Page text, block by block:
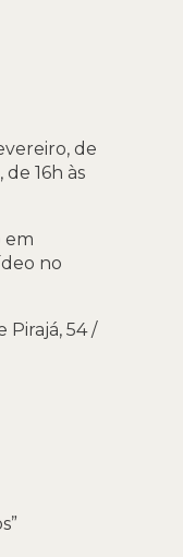
de
16h às
em
no
Pirajá, 54 /